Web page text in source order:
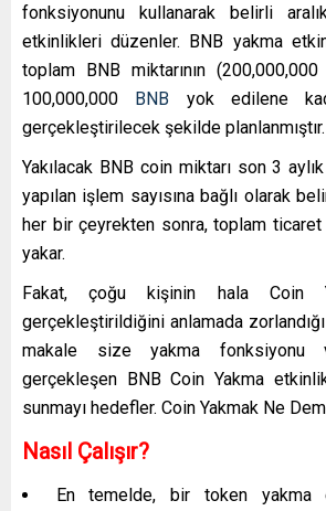
fonksiyonunu kullanarak belirli
etkinlikleri düzenler. BNB yakma
toplam BNB miktarının
100,000,000 BNB yok edilene
gerçekleştirilecek şekilde planlanmıştır.
Yakılacak BNB coin miktarı son 3
yapılan işlem sayısına bağlı olarak
her bir çeyrekten sonra, toplam
yakar.
Fakat, çoğu kişinin hala Coin
gerçekleştirildiğini anlamada zorlandığı
makale size yakma fonksiyonu
gerçekleşen BNB Coin Yakma
sunmayı hedefler. Coin Yakmak Ne
Nasıl Çalışır?
En temelde, bir token yakma